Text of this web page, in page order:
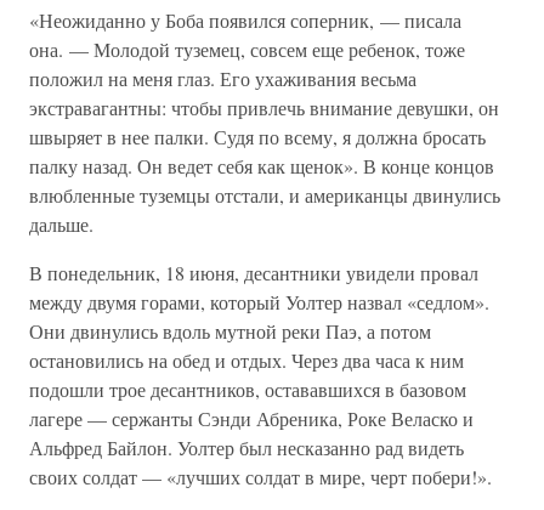
«Неожиданно у Боба появился соперник, — писала
она. — Молодой туземец, совсем еще ребенок, тоже
положил на меня глаз. Его ухаживания весьма
экстравагантны: чтобы привлечь внимание девушки, он
швыряет в нее палки. Судя по всему, я должна бросать
палку назад. Он ведет себя как щенок». В конце концов
влюбленные туземцы отстали, и американцы двинулись
дальше.
В понедельник, 18 июня, десантники увидели провал
между двумя горами, который Уолтер назвал «седлом».
Они двинулись вдоль мутной реки Паэ, а потом
остановились на обед и отдых. Через два часа к ним
подошли трое десантников, остававшихся в базовом
лагере — сержанты Сэнди Абреника, Роке Веласко и
Альфред Байлон. Уолтер был несказанно рад видеть
своих солдат — «лучших солдат в мире, черт побери!».